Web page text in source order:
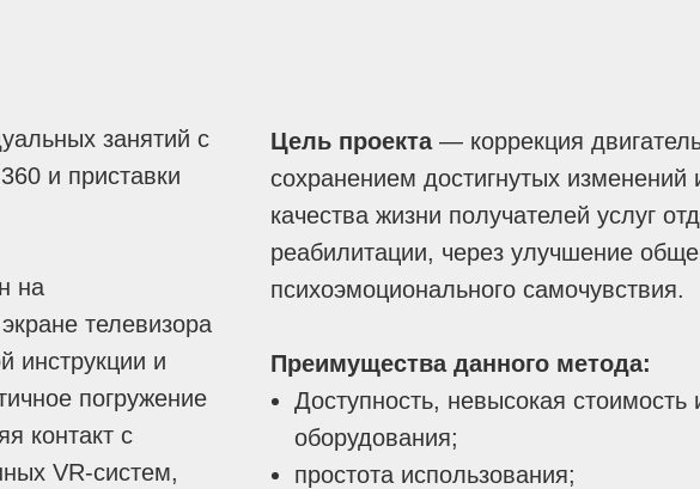
занятий с
и приставки
на
телевизора
инструкции и
погружение
контакт с
VR-систем,
Цель проекта— коррекция
сохранением достигнутых
качества жизни получателей услуг
реабилитации, через улучшение
психоэмоционального самочувствия.
Преимущества данного метода:
Доступность, невысокая стоимость
оборудования;
простота использования;